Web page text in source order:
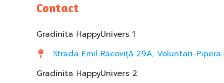
Contact
Gradinita HappyUnivers 1
Strada Emil Racoviță 29A, Voluntari-Pipera
Gradinita HappyUnivers 2